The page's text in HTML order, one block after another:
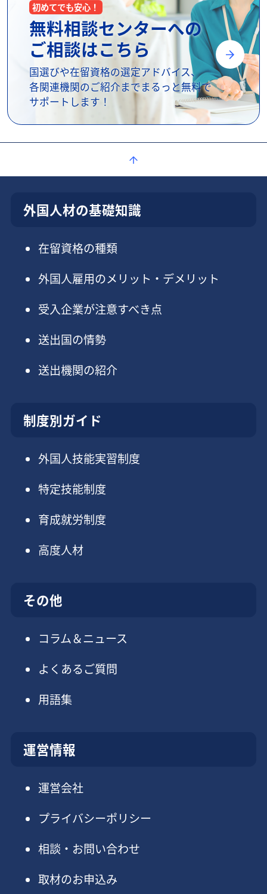
初めてでも安心！
無料相談センターへの
ご相談はこちら
国選びや在留資格の選定アドバイス、
各関連機関のご紹介までまるっと無料で
サポートします！
外国人材の基礎知識
在留資格の種類
外国人雇用のメリット・デメリット
受入企業が注意すべき点
送出国の情勢
送出機関の紹介
制度別ガイド
外国人技能実習制度
特定技能制度
育成就労制度
高度人材
その他
コラム＆ニュース
よくあるご質問
用語集
運営情報
運営会社
プライバシーポリシー
相談・お問い合わせ
取材のお申込み